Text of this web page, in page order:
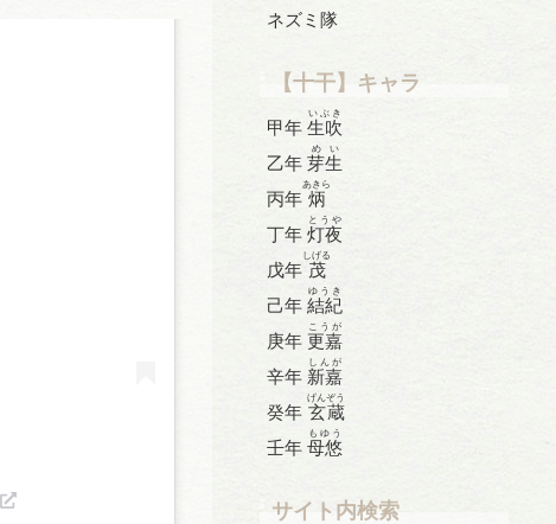
ネズミ隊
【十干】キャラ
甲年 生吹
いぶき
乙年 芽生
めい
丙年 炳
あきら
丁年 灯夜
とうや
戊年 茂
しげる
己年 結紀
ゆうき
庚年 更嘉
こうが
辛年 新嘉
しんが
癸年 玄蔵
げんぞう
壬年 母悠
もゆう
サイト内検索